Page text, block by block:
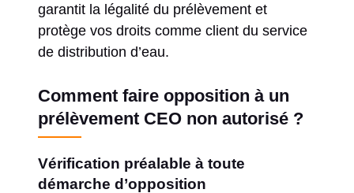
garantit la légalité du prélèvement et
protège vos droits comme client du service
de distribution d’eau.
Comment faire opposition à un
prélèvement CEO non autorisé ?
Vérification préalable à toute
démarche d’opposition